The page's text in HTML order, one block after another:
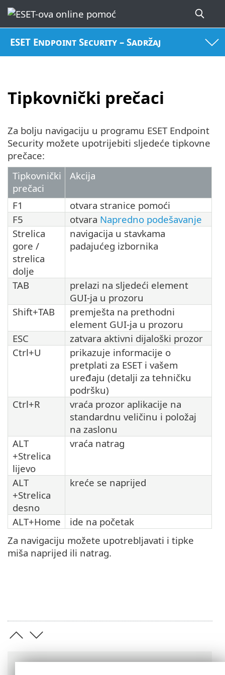
ESET Endpoint Security – Sadržaj
Tipkovnički prečaci
Za bolju navigaciju u programu ESET Endpoint
Security možete upotrijebiti sljedeće tipkovne
prečace:
Tipkovnički
prečaci
Akcija
F1
otvara stranice pomoći
F5
otvara Napredno podešavanje
Strelica
gore /
strelica
dolje
navigacija u stavkama
padajućeg izbornika
TAB
prelazi na sljedeći element
GUI-ja u prozoru
Shift+TAB
premješta na prethodni
element GUI-ja u prozoru
ESC
zatvara aktivni dijaloški prozor
Ctrl+U
prikazuje informacije o
pretplati za ESET i vašem
uređaju (detalji za tehničku
podršku)
Ctrl+R
vraća prozor aplikacije na
standardnu veličinu i položaj
na zaslonu
ALT
+Strelica
lijevo
vraća natrag
ALT
+Strelica
desno
kreće se naprijed
ALT+Home
ide na početak
Za navigaciju možete upotrebljavati i tipke
miša naprijed ili natrag.